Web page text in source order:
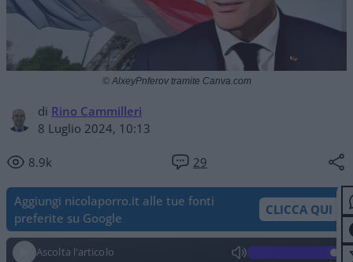
di Rino Cammilleri
8 Luglio 2024, 10:13
8.9k 29
© AlxeyPnferov tramite Canva.com
Aggiungi nicolaporro.it alle tue fonti
preferite su Google
CLICCA QUI
Ascolta l'articolo